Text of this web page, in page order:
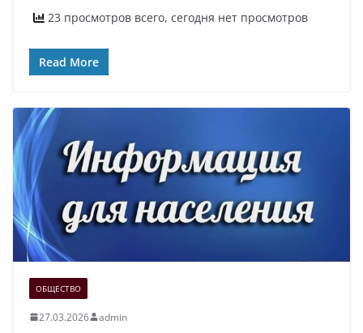
23 просмотров всего, сегодня нет просмотров
Read More
ОБЩЕСТВО
27.03.2026 admin